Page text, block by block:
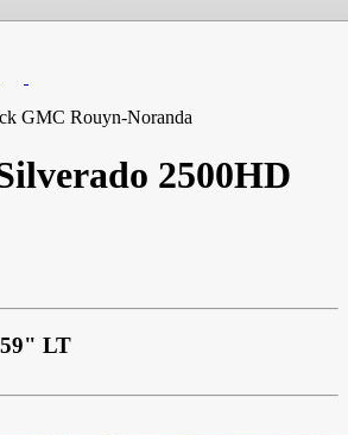
GMC Rouyn-Noranda
2500HD
LT